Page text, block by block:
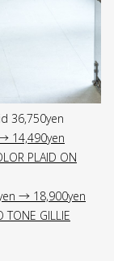
36,750yen
→ 14,490yen
PLAID ON
→ 18,900yen
GILLIE